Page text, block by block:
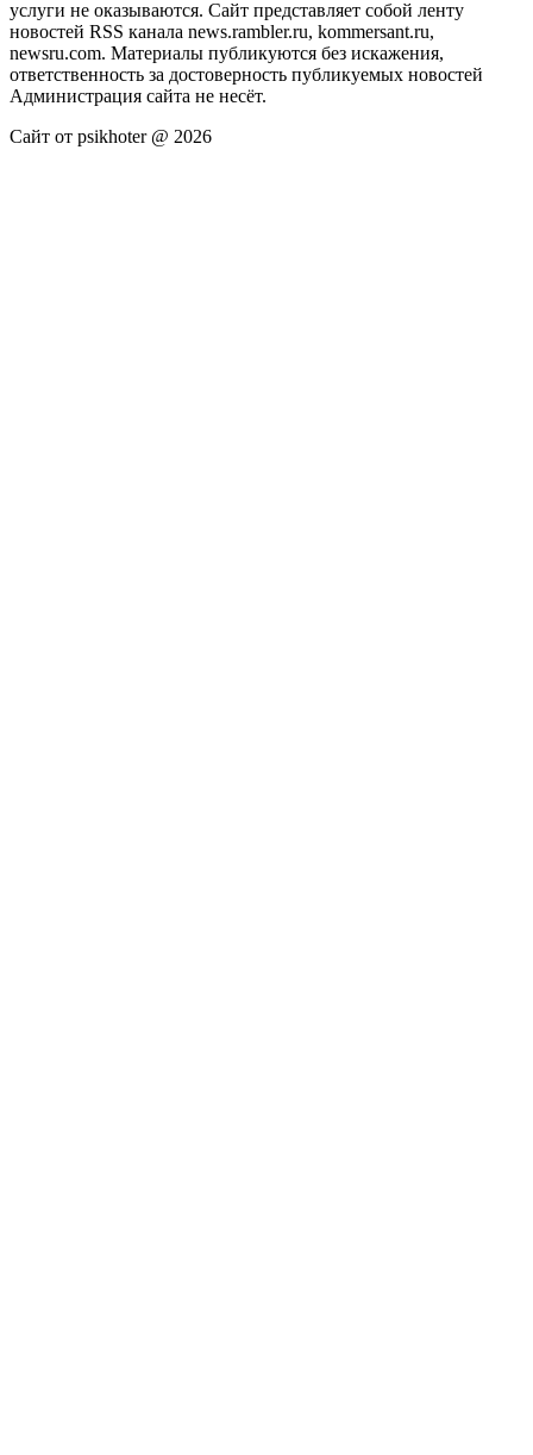
услуги не оказываются. Сайт представляет собой ленту
новостей RSS канала news.rambler.ru, kommersant.ru,
newsru.com. Материалы публикуются без искажения,
ответственность за достоверность публикуемых новостей
Администрация сайта не несёт.
Сайт от psikhoter @ 2026